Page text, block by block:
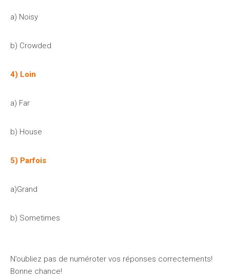
a) Noisy
b) Crowded
4) Loin
a) Far
b) House
5) Parfois
a)Grand
b) Sometimes
N’oubliez pas de numéroter vos réponses correctements!
Bonne chance!